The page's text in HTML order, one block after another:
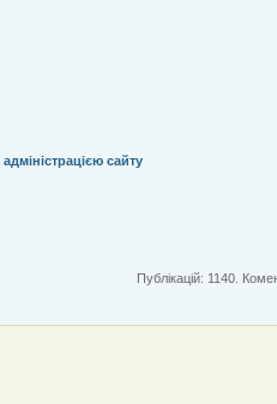
сайту
Публікацій: 1140.